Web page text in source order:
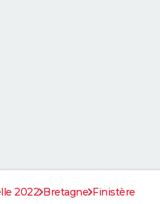
2022 Bretagne Finistère